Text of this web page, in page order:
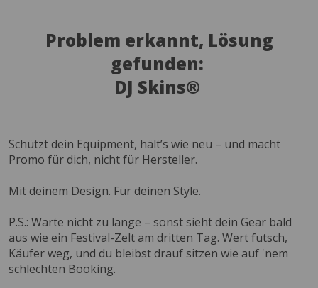
Problem erkannt, Lösung
gefunden:
DJ Skins®
Schützt dein Equipment, hält’s wie neu – und macht
Promo für dich, nicht für Hersteller.
Mit deinem Design. Für deinen Style.
P.S.: Warte nicht zu lange – sonst sieht dein Gear bald
aus wie ein Festival-Zelt am dritten Tag. Wert futsch,
Käufer weg, und du bleibst drauf sitzen wie auf 'nem
schlechten Booking.